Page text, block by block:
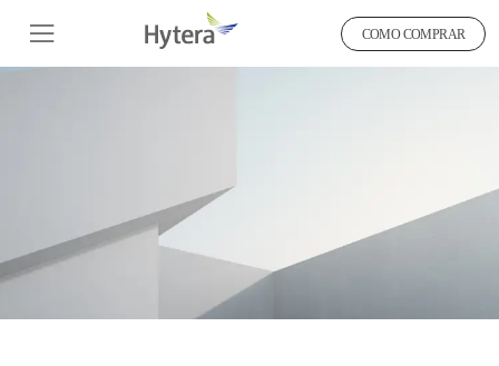
COMO COMPRAR